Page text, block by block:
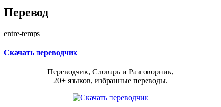
Перевод
entre-temps
Скачать переводчик
Переводчик, Словарь и Разговорник,
20+ языков, избранные переводы.